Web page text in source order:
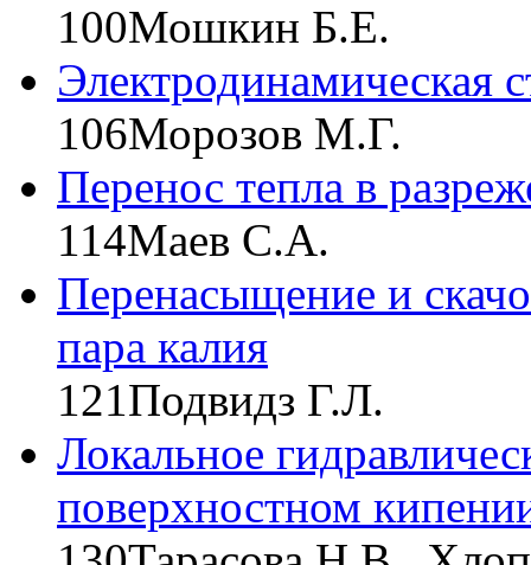
100Мошкин Б.Е.
Электродинамическая
106Морозов М.Г.
Перенос тепла в
114Маев С.А.
Перенасыщение и
пара калия
121Подвидз Г.Л.
Локальное
поверхностном